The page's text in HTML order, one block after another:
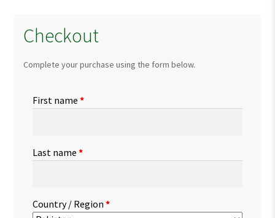
Checkout
Complete your purchase using the form below.
First name *
Last name *
Country / Region *